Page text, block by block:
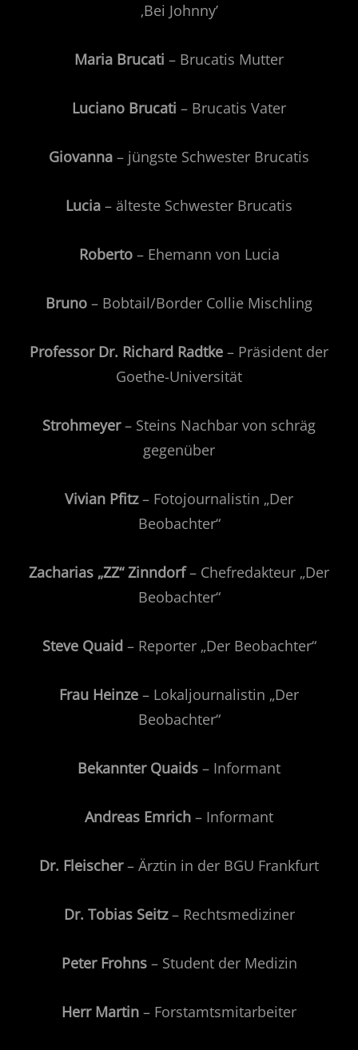
‚Bei Johnny’
Maria Brucati – Brucatis Mutter
Luciano Brucati – Brucatis Vater
Giovanna – jüngste Schwester Brucatis
Lucia – älteste Schwester Brucatis
Roberto – Ehemann von Lucia
Bruno – Bobtail/Border Collie Mischling
Professor Dr. Richard Radtke – Präsident der
Goethe-Universität
Strohmeyer– Steins Nachbar von schräg
gegenüber
Vivian Pfitz– Fotojournalistin „Der
Beobachter“
Zacharias „ZZ“ Zinndorf– Chefredakteur „Der
Beobachter“
Steve Quaid– Reporter „Der Beobachter“
Frau Heinze – Lokaljournalistin „Der
Beobachter“
Bekannter Quaids – Informant
Andreas Emrich – Informant
Dr. Fleischer– Ärztin in der BGU Frankfurt
Dr. Tobias Seitz– Rechtsmediziner
Peter Frohns– Student der Medizin
Herr Martin – Forstamtsmitarbeiter